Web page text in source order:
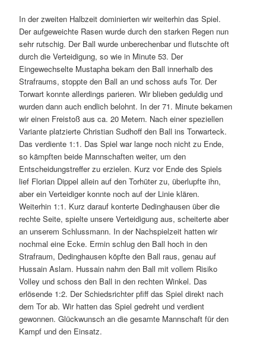
In der zweiten Halbzeit dominierten wir weiterhin das Spiel.
Der aufgeweichte Rasen wurde durch den starken Regen nun
sehr rutschig. Der Ball wurde unberechenbar und flutschte oft
durch die Verteidigung, so wie in Minute 53. Der
Eingewechselte Mustapha bekam den Ball innerhalb des
Strafraums, stoppte den Ball an und schoss aufs Tor. Der
Torwart konnte allerdings parieren. Wir blieben geduldig und
wurden dann auch endlich belohnt. In der 71. Minute bekamen
wir einen Freistoß aus ca. 20 Metern. Nach einer speziellen
Variante platzierte Christian Sudhoff den Ball ins Torwarteck.
Das verdiente 1:1. Das Spiel war lange noch nicht zu Ende,
so kämpften beide Mannschaften weiter, um den
Entscheidungstreffer zu erzielen. Kurz vor Ende des Spiels
lief Florian Dippel allein auf den Torhüter zu, überlupfte ihn,
aber ein Verteidiger konnte noch auf der Linie klären.
Weiterhin 1:1. Kurz darauf konterte Dedinghausen über die
rechte Seite, spielte unsere Verteidigung aus, scheiterte aber
an unserem Schlussmann. In der Nachspielzeit hatten wir
nochmal eine Ecke. Ermin schlug den Ball hoch in den
Strafraum, Dedinghausen köpfte den Ball raus, genau auf
Hussain Aslam. Hussain nahm den Ball mit vollem Risiko
Volley und schoss den Ball in den rechten Winkel. Das
erlösende 1:2. Der Schiedsrichter pfiff das Spiel direkt nach
dem Tor ab. Wir hatten das Spiel gedreht und verdient
gewonnen. Glückwunsch an die gesamte Mannschaft für den
Kampf und den Einsatz.